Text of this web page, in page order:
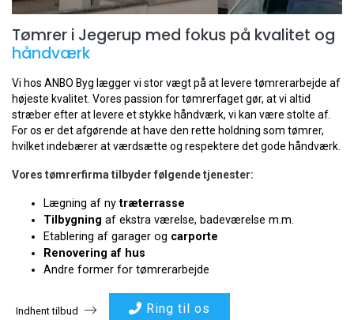
Tømrer i Jegerup med fokus på kvalitet og
håndværk
Vi hos ANBO Byg lægger vi stor vægt på at levere tømrerarbejde af
højeste kvalitet. Vores passion for tømrerfaget gør, at vi altid
stræber efter at levere et stykke håndværk, vi kan være stolte af.
For os er det afgørende at have den rette holdning som tømrer,
hvilket indebærer at værdsætte og respektere det gode håndværk.
Vores tømrerfirma tilbyder følgende tjenester:
Lægning af nytræterrasse
Tilbygning af ekstra værelse, badeværelse m.m.
Etablering af garager og carporte
Renovering af hus
Andre former for tømrerarbejde
Indhent tilbud Ring til os